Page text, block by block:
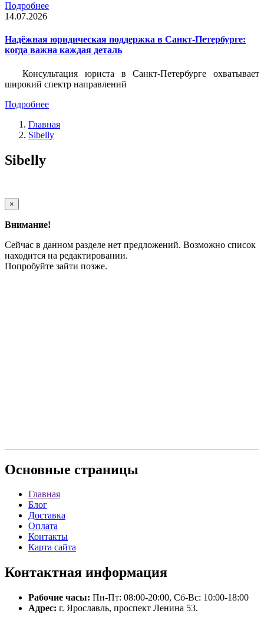
Подробнее
14.07.2026
Надёжная юридическая поддержка в Санкт-Петербурге:
когда важна каждая деталь
Консультация юриста в Санкт-Петербурге охватывает
широкий спектр направлений
Подробнее
Главная
Sibelly
Sibelly
×
Внимание!
Сейчас в данном разделе нет предложений. Возможно список
находится на редактировании.
Попробуйте зайти позже.
Основные страницы
Главная
Блог
Доставка
Оплата
Контакты
Карта сайта
Контактная информация
Рабочие часы: Пн-Пт: 08:00-20:00, Сб-Вс: 10:00-18:00
Адрес: г. Ярославль, проспект Ленина 53.